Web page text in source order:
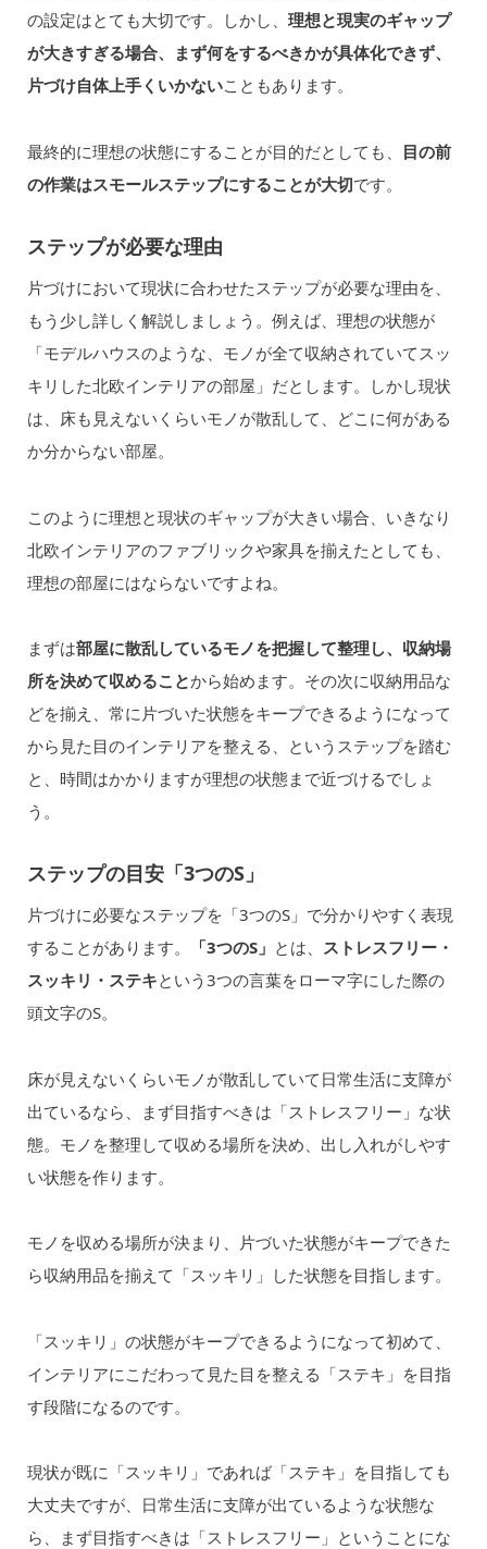
の設定はとても大切です。しかし、 理想と現実のギャップ
が大きすぎる場合、まず何をするべきかが具体化できず、
片づけ自体上手くいかないこともあります。
最終的に理想の状態にすることが目的だとしても、
目の前
の作業はスモールステップにすることが大切です。
ステップが必要な理由
片づけにおいて現状に合わせたステップが必要な理由を、
もう少し詳しく解説しましょう。例えば、理想の状態が
「モデルハウスのような、モノが全て収納されていてスッ
キリした北欧インテリアの部屋」だとします。しかし現状
は、床も見えないくらいモノが散乱して、どこに何がある
か分からない部屋。
このように理想と現状のギャップが大きい場合、いきなり
北欧インテリアのファブリックや家具を揃えたとしても、
理想の部屋にはならないですよね。
まずは部屋に散乱しているモノを把握して整理し、収納場
所を決めて収めることから始めます。その次に収納用品な
どを揃え、常に片づいた状態をキープできるようになって
から見た目のインテリアを整える、というステップを踏む
と、時間はかかりますが理想の状態まで近づけるでしょ
う。
ステップの目安「3つのS」
片づけに必要なステップを「3つのS」で分かりやすく表現
することがあります。
「3つのS」 とは、 ストレスフリー・
スッキリ・ステキという3つの言葉をローマ字にした際の
頭文字のS。
床が見えないくらいモノが散乱していて日常生活に支障が
出ているなら、まず目指すべきは「ストレスフリー」な状
態。モノを整理して収める場所を決め、出し入れがしやす
い状態を作ります。
モノを収める場所が決まり、片づいた状態がキープできた
ら収納用品を揃えて「スッキリ」した状態を目指します。
「スッキリ」の状態がキープできるようになって初めて、
インテリアにこだわって見た目を整える「ステキ」を目指
す段階になるのです。
現状が既に「スッキリ」であれば「ステキ」を目指しても
大丈夫ですが、日常生活に支障が出ているような状態な
ら、まず目指すべきは「ストレスフリー」ということにな